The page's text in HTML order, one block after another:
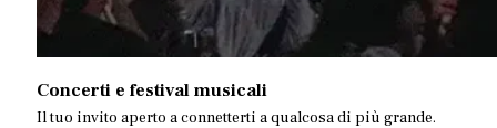
Concerti e festival musicali
Il tuo invito aperto a connetterti a qualcosa di più grande.